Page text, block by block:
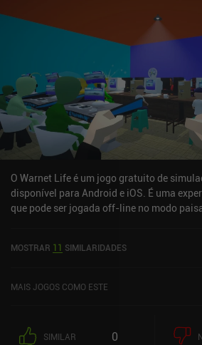
opcionais para algumas vantagens pagas
rapidamente e para desbloquear um editor
de alta qualidade. Dessa forma, é um jogo
qualquer pessoa interessada nos
corridas.
O Warnet Life é um jogo gratuito de
disponível para Android e iOS. É uma
que pode ser jogada off-line no modo
MOSTRAR 11 SIMILARIDADES
MAIS JOGOS COMO ESTE
SIMILAR 0